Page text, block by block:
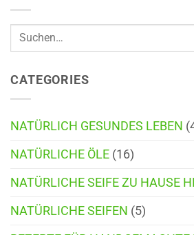
CATEGORIES
NATÜRLICH GESUNDES LEBEN
NATÜRLICHE ÖLE (16)
NATÜRLICHE SEIFE ZU HAUSE
NATÜRLICHE SEIFEN (5)